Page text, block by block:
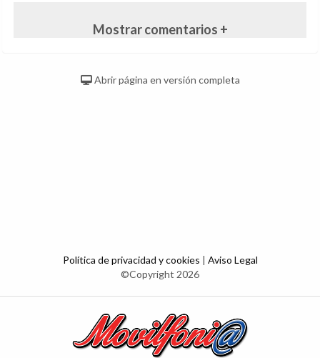
Mostrar comentarios +
Abrir página en versión completa
Política de privacidad y cookies | Aviso Legal
©Copyright 2026